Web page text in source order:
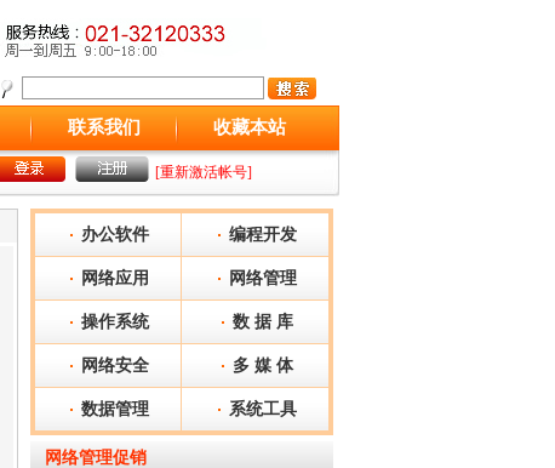
联系我们 收藏本站
[重新激活帐号]
办公软件 编程开发
网络应用 网络管理
操作系统 数 据 库
网络安全 多 媒 体
数据管理 系统工具
网络管理促销